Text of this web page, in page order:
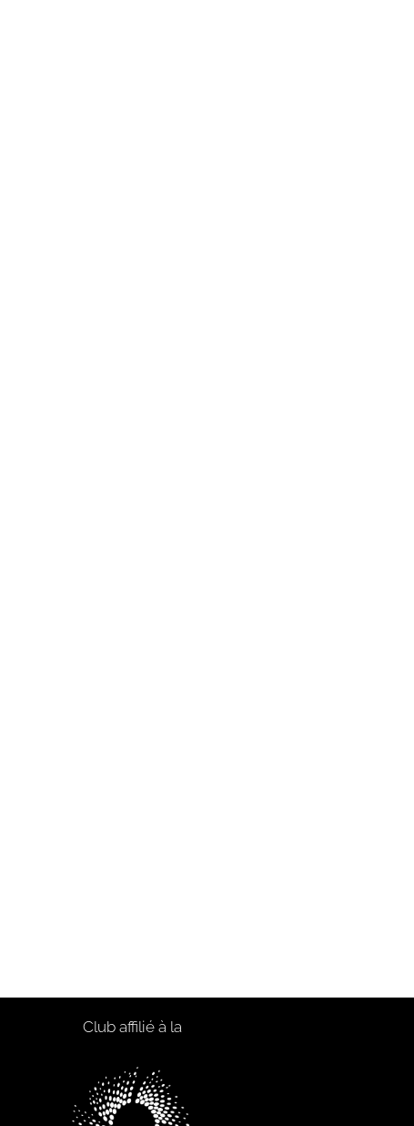
Club affilié à la